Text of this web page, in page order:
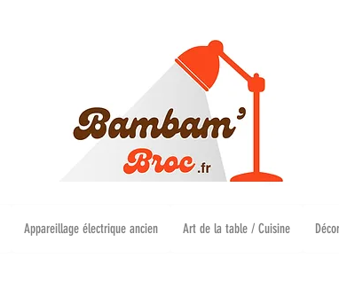
Appareillage électrique ancien Art de la table / Cuisine